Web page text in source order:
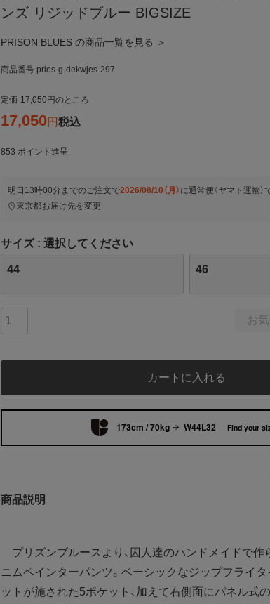
ンズ リジッドブルー BIGSIZE
PRISON BLUES の商品一覧を見る ＞
商品番号 pries-g-dekwjes-297
定価 17,050 のところ
17,050 税込
853 ポイント進呈
明日 13時00分 までのご注文で2026/08/10（月） に通常便（ヤマト運輸）
東京都お届け先を変更
サイズ 選択してください
44 46
お
カートに入れる
173cm / 70kg W44L32 Find your
商品説明
プリズンブルースより、囚人達のハンドメイドで作
ニムペインターパンツ。ベーシックなジップフライタ
ットが施された5ポケット、加えて右側面にパネル式